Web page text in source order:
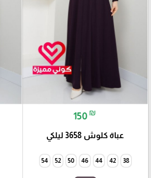
150 ₪
عباة كلوش 3658 ليلكي
38
42
44
46
50
52
54